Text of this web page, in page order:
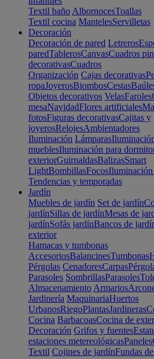
Textil baño AlbornocesToallas
Textil cocina MantelesServilletas
Decoración
Decoración de pared Letreros
paredTablerosCanvasCuadros
decorativasCuadros
Organización Cajas decorativas
ropaJoyerosBiombosCestas
Objetos decorativos VelasFaroles
mesaNavidadFlores artificiales
fotosFiguras decorativasCajitas y
joyerosRelojesAmbientadores
Iluminación Lámparas
mueblesIluminación para
exteriorGuirnaldasBalizasSmart
LightBombillasFocos
Tendencias y temporadas
Jardín
Muebles de jardín Set de jardín
jardínSillas de jardínMesas de
jardínSofás jardínBancos de
exterior
Hamacas y tumbonas
AccesoriosBalancinesTumbonas
Pérgolas CenadoresCarpas
Parasoles SombrillasParasoles
Almacenamiento Armarios
Jardinería MaquinariaHuertos
UrbanosRiegoPlantasJardineras
Cocina BarbacoasCocina de
Decoración Grifos y fuentes
estaciones metereológicasPaneles
Textil Cojines de jardínFundas